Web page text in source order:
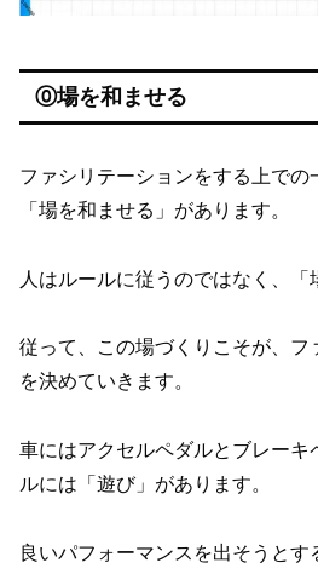
⓪場を和ませる
ファシリテーションをする上での
「場を和ませる」があります。
人はルールに従うのではなく、「
従って、この場づくりこそが、フ
を決めていきます。
車にはアクセルペダルとブレーキ
ルには「遊び」があります。
良いパフォーマンスを出そうと